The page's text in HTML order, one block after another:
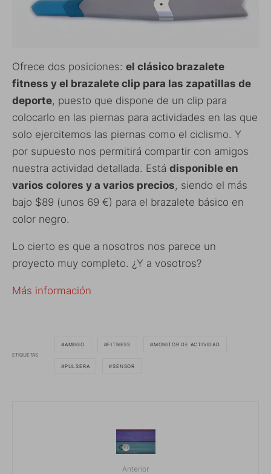
Ofrece dos posiciones: el clásico brazalete
fitness y el brazalete clip para las zapatillas de
deporte, puesto que dispone de un clip para
colocarlo en las piernas para actividades en las que
solo ejercitemos las piernas como el ciclismo. Y
por supuesto nos permitirá compartir con amigos
nuestra actividad detallada. Está disponible en
varios colores y a varios precios, siendo el más
bajo $89 (unos 69 €) para el brazalete básico en
color negro.
Lo cierto es que a nosotros nos parece un
proyecto muy completo. ¿Y a vosotros?
Más información
ETIQUETAS
AMIIGO FITNESS MONITOR DE ACTIVIDAD
PULSERA SENSOR
Anterior